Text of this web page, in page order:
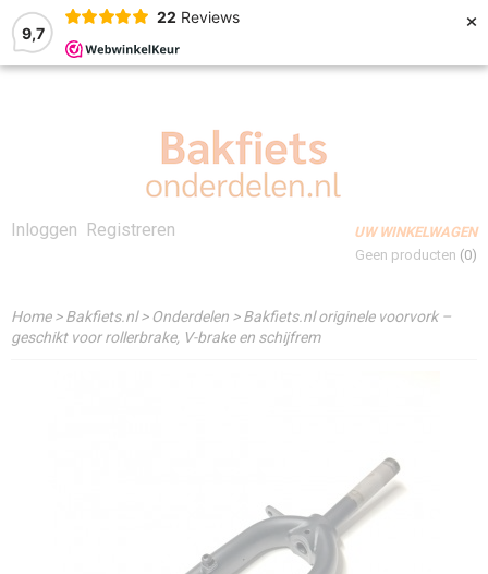
9,7
22 Reviews ×
Inloggen Registreren
UW WINKELWAGEN
Geen producten (0)
Home>Bakfiets.nl> Onderdelen >Bakfiets.nl originele voorvork –
geschikt voor rollerbrake, V-brake en schijfrem